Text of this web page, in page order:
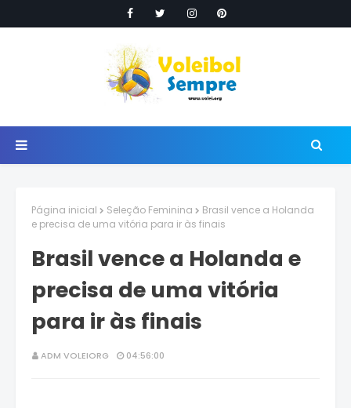
Página inicial Seleção Feminina
Brasil vence a Holanda
e precisa de uma vitória para ir às finais
Brasil vence a Holanda e
precisa de uma vitória
para ir às finais
ADM VOLEIORG 04:56:00